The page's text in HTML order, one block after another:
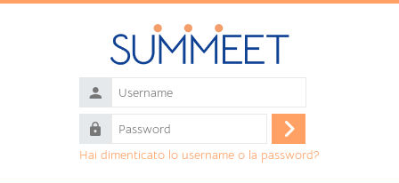
Username
Password
Login
Hai dimenticato lo username o la password?